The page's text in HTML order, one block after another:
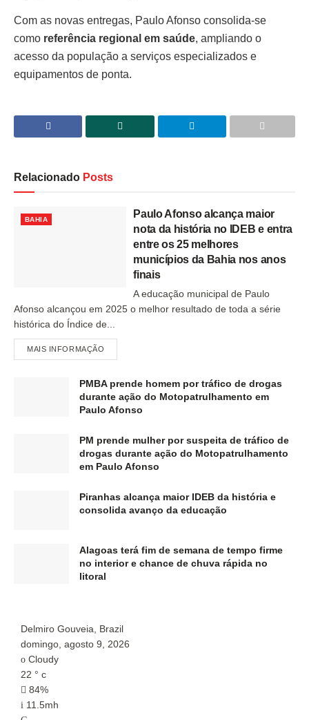
Com as novas entregas, Paulo Afonso consolida-se
como referência regional em saúde, ampliando o
acesso da população a serviços especializados e
equipamentos de ponta.
Relacionado Posts
BAHIA
Paulo Afonso alcança maior
nota da história no IDEB e entra
entre os 25 melhores
municípios da Bahia nos anos
finais
A educação municipal de Paulo
Afonso alcançou em 2025 o melhor resultado de toda a série
histórica do Índice de...
MAIS INFORMAÇÃO
PMBA prende homem por tráfico de drogas
durante ação do Motopatrulhamento em
Paulo Afonso
PM prende mulher por suspeita de tráfico de
drogas durante ação do Motopatrulhamento
em Paulo Afonso
Piranhas alcança maior IDEB da história e
consolida avanço da educação
Alagoas terá fim de semana de tempo firme
no interior e chance de chuva rápida no
litoral
Delmiro Gouveia, Brazil
domingo, agosto 9, 2026
Cloudy
22 ° c
84%
11.5mh